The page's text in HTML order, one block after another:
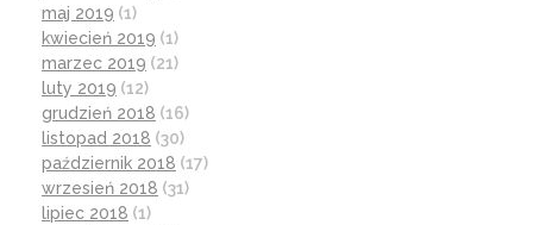
maj 2019 (1)
kwiecień 2019 (1)
marzec 2019 (21)
luty 2019 (12)
grudzień 2018 (16)
listopad 2018 (30)
październik 2018 (17)
wrzesień 2018 (31)
lipiec 2018 (1)